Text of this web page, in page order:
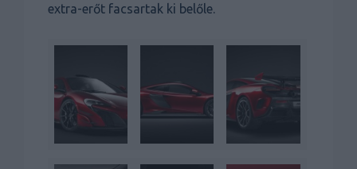
extra-erőt facsartak ki belőle.